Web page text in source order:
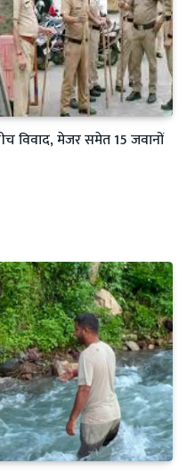
विवाद, मेजर समेत 15 जवानों